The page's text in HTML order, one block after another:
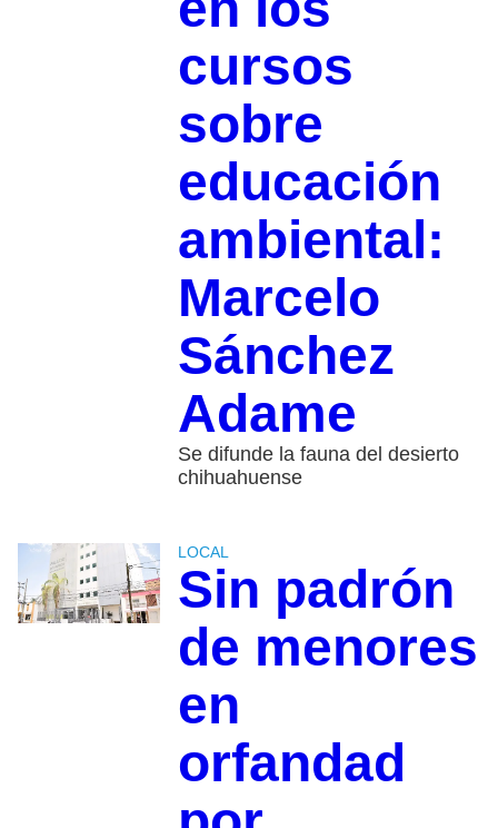
cursos
sobre
educación
ambiental:
Marcelo
Sánchez
Adame
Se difunde la fauna del desierto
chihuahuense
LOCAL
Sin padrón
de menores
en
orfandad